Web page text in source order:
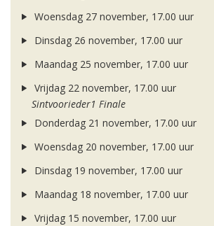
Woensdag 27 november, 17.00 uur
Dinsdag 26 november, 17.00 uur
Maandag 25 november, 17.00 uur
Vrijdag 22 november, 17.00 uur
Sintvoorieder1 Finale
Donderdag 21 november, 17.00 uur
Woensdag 20 november, 17.00 uur
Dinsdag 19 november, 17.00 uur
Maandag 18 november, 17.00 uur
Vrijdag 15 november, 17.00 uur